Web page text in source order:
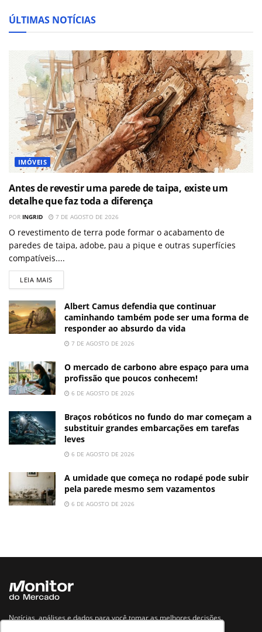
ÚLTIMAS NOTÍCIAS
IMÓVEIS
Antes de revestir uma parede de taipa, existe um
detalhe que faz toda a diferença
POR INGRID 7 DE AGOSTO DE 2026
O revestimento de terra pode formar o acabamento de
paredes de taipa, adobe, pau a pique e outras superfícies
compatíveis....
LEIA MAIS
Albert Camus defendia que continuar
caminhando também pode ser uma forma de
responder ao absurdo da vida
7 DE AGOSTO DE 2026
O mercado de carbono abre espaço para uma
profissão que poucos conhecem!
6 DE AGOSTO DE 2026
Braços robóticos no fundo do mar começam a
substituir grandes embarcações em tarefas
leves
6 DE AGOSTO DE 2026
A umidade que começa no rodapé pode subir
pela parede mesmo sem vazamentos
6 DE AGOSTO DE 2026
Notícias, análises e dados para você tomar as melhores decisões.